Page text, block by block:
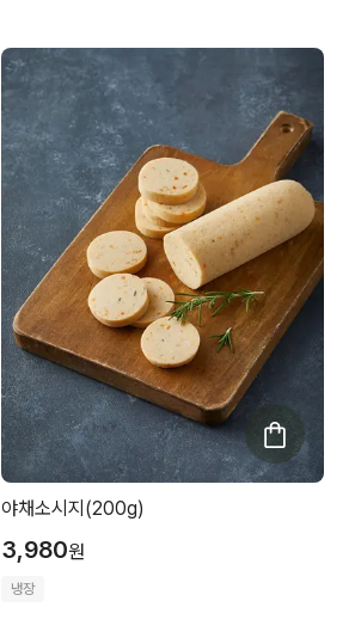
야채소시지(200g)
3,980원
냉장